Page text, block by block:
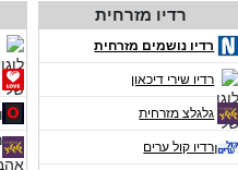
רדיו מזרחית
רדיו נושמים מזרחית
רדיו שירי דיכאון
גלגלצ מזרחית
רדיו קול ערים